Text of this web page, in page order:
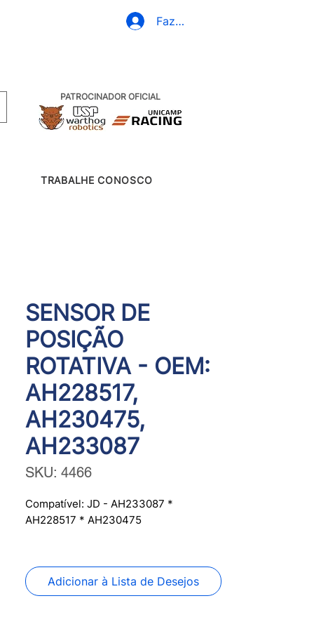
Fazer Login
PATROCINADOR OFICIAL
TRABALHE CONOSCO
SENSOR DE
POSIÇÃO
ROTATIVA - OEM:
AH228517,
AH230475,
AH233087
SKU: 4466
Compatível: JD - AH233087 *
AH228517 * AH230475
mencionados neste site são utilizados
apenas para fins de referência. A
PANFLIGHT SENSORS não possui
Adicionar à Lista de Desejos